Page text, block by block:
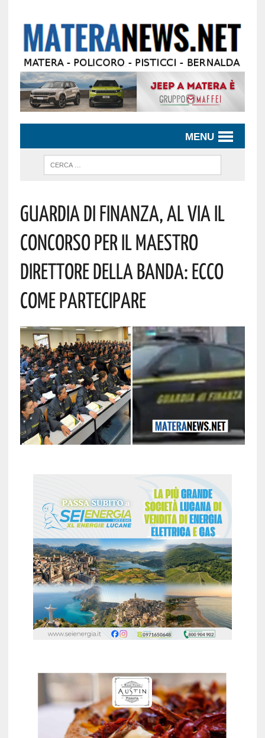
MENU
Guardia Di Finanza, Al Via Il
Concorso Per Il Maestro
Direttore Della Banda: Ecco
Come Partecipare